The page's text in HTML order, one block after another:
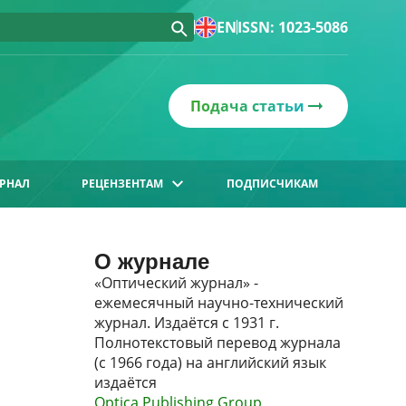
ENISSN: 1023-5086
Подача статьи
РЕЦЕНЗЕНТАМ ПОДПИСЧИКАМ
О журнале
«Оптический журнал» -
ежемесячный научно-технический
журнал. Издаётся с 1931 г.
Полнотекстовый перевод журнала
(с 1966 года) на английский язык
издаётся